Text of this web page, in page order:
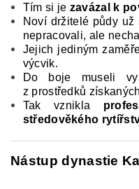
Tím si je zavázal k
Noví držitelé půdy už
nepracovali, ale
Jejich jediným
výcvik.
Do boje museli
z prostředků
Tak vznikla
středověkého
Nástup dynastie